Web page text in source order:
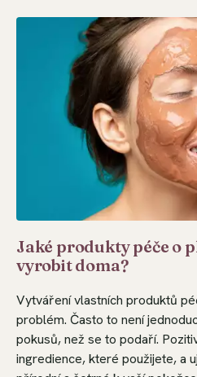
Jaké produkty péče o
vyrobit doma?
Vytváření vlastních produktů
problém. Často to není
pokusů, než se to podaří.
ingredience, které použijete, a